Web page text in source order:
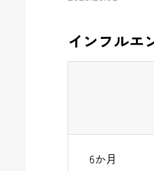
眼科
インフルエ
6か月